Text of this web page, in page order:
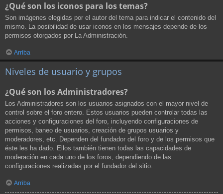
¿Qué son los iconos para los temas?
Son imágenes elegidas por el autor del tema para indicar el contenido del
mismo. La posibilidad de usar iconos en los mensajes depende de los
permisos otorgados por La Administración.
Arriba
Niveles de usuario y grupos
¿Qué son los Administradores?
Los Administradores son los usuarios asignados con el mayor nivel de
control sobre el foro entero. Estos usuarios pueden controlar todas las
acciones y configuraciones del foro, incluyendo configuraciones de
permisos, baneo de usuarios, creación de grupos usuarios y
moderadores, etc. Dependen del fundador del foro y de los permisos que
éste les ha dado. Ellos también tienen todas las capacidades de
moderación en cada uno de los foros, dependiendo de las
configuraciones realizadas por el fundador del sitio.
Arriba